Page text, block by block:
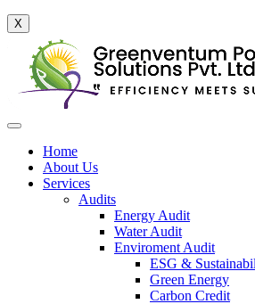
X
Home
About Us
Services
Audits
Energy Audit
Water Audit
Enviroment Audit
ESG &
Green Energy
Carbon Credit